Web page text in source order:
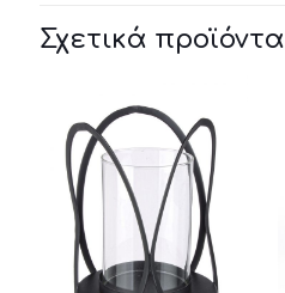
Σχετικά προϊόντα